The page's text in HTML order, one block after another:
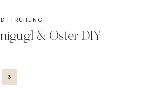
| FRÜHLING
& Oster DIY
3